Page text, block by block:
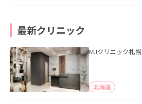
最新クリニック
MJクリニック札幌
北海道